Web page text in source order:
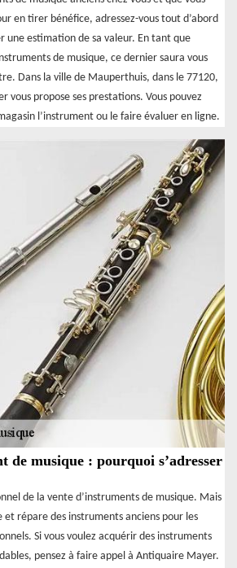
en tirer bénéfice, adressez-vous tout d’abord
une estimation de sa valeur. En tant que
de musique, ce dernier saura vous
Dans la ville de Mauperthuis, dans le 77120,
vous propose ses prestations. Vous pouvez
l’instrument ou le faire évaluer en ligne.
de musique : pourquoi s’adresser
de la vente d’instruments de musique. Mais
et répare des instruments anciens pour les
Si vous voulez acquérir des instruments
pensez à faire appel à Antiquaire Mayer.